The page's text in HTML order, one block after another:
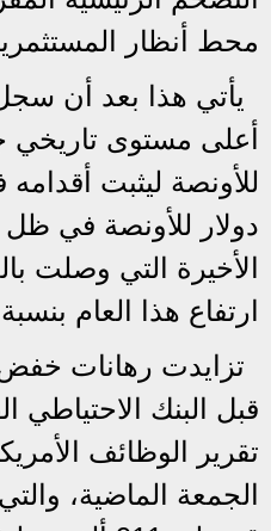
محط أنظار
يأتي هذا بعد أن
دولار للأونصة في ظل
الأخيرة التي وصلت
ارتفاع هذا العام بنسبة
تزايدت رهانات خفض
قبل البنك الاحتياطي
تقرير الوظائف
الجمعة الماضية،